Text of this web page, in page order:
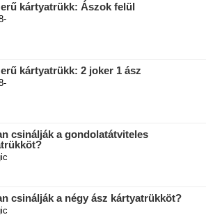
kártyatrükk: Ászok felül
kártyatrükk: 2 joker 1 ász
csinálják a gondolatátviteles
csinálják a négy ász kártyatrükköt?